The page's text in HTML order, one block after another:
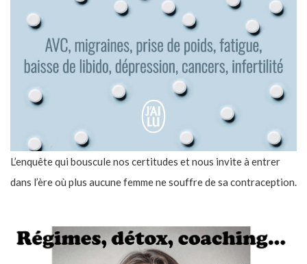
L’enquête qui bouscule nos certitudes et nous invite à entrer
dans l’ère où plus aucune femme ne souffre de sa contraception.